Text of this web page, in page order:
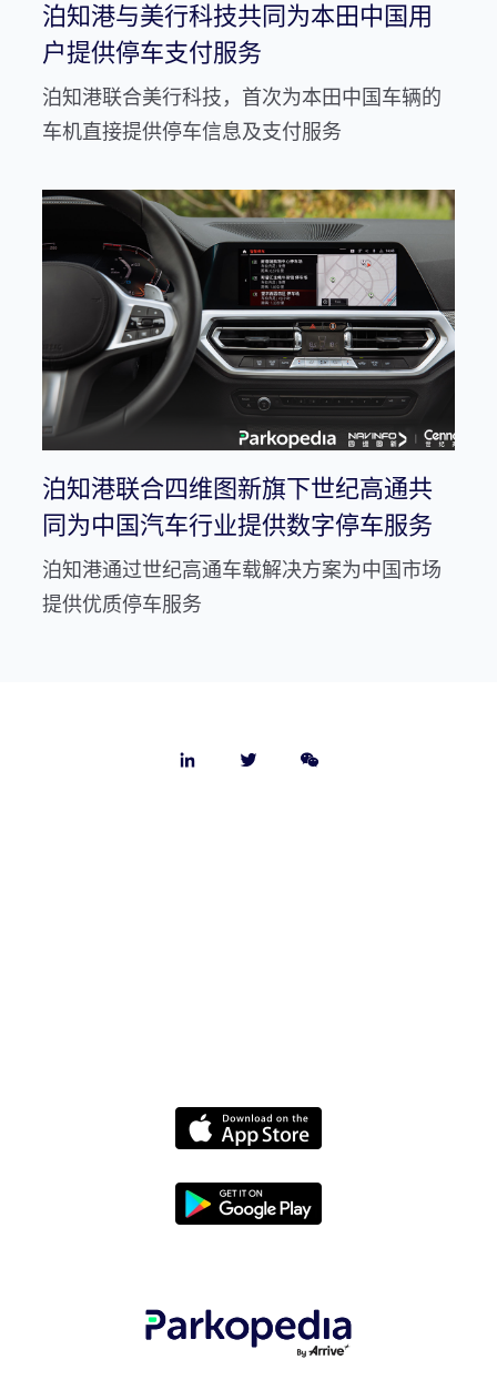
泊知港与美行科技共同为本田中国用
户提供停车支付服务
泊知港联合美行科技，首次为本田中国车辆的
车机直接提供停车信息及支付服务
泊知港联合四维图新旗下世纪高通共
同为中国汽车行业提供数字停车服务
泊知港通过世纪高通车载解决方案为中国市场
提供优质停车服务